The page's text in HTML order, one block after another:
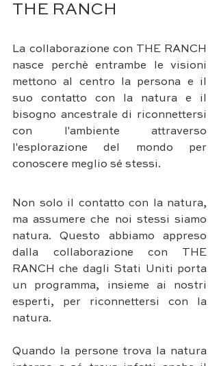
THE RANCH
La collaborazione con THE RANCH
nasce perchè entrambe le visioni
mettono al centro la persona e il
suo contatto con la natura e il
bisogno ancestrale di riconnettersi
con l'ambiente attraverso
l'esplorazione del mondo per
conoscere meglio sé stessi.
Non solo il contatto con la natura,
ma assumere che noi stessi siamo
natura. Questo abbiamo appreso
dalla collaborazione con THE
RANCH che dagli Stati Uniti porta
un programma, insieme ai nostri
esperti, per riconnettersi con la
natura.
Quando la persone trova la natura